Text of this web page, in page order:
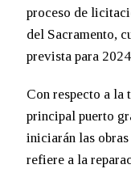
proceso de
del Sacramento,
prevista para
Con respecto a la
principal puerto
iniciarán las
refiere a la